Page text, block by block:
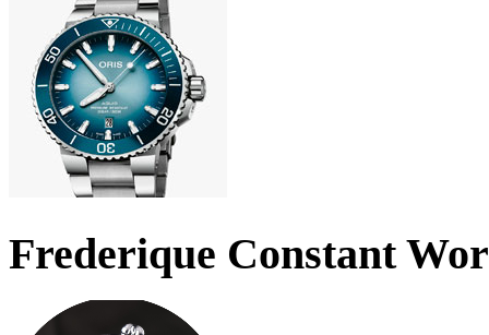
Frederique Constant